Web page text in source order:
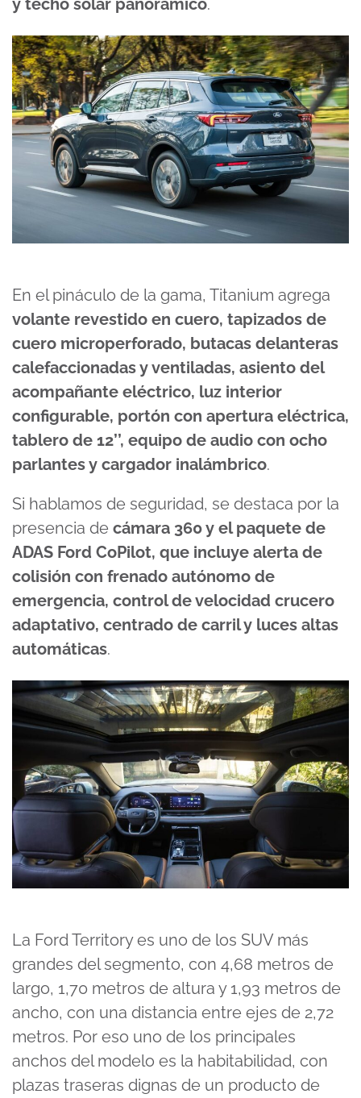
y techo solar panorámico.
En el pináculo de la gama, Titanium agrega
volante revestido en cuero, tapizados de
cuero microperforado, butacas delanteras
calefaccionadas y ventiladas, asiento del
acompañante eléctrico, luz interior
configurable, portón con apertura eléctrica,
tablero de 12’’, equipo de audio con ocho
parlantes y cargador inalámbrico.
Si hablamos de seguridad, se destaca por la
presencia de cámara 360 y el paquete de
ADAS Ford CoPilot, que incluye alerta de
colisión con frenado autónomo de
emergencia, control de velocidad crucero
adaptativo, centrado de carril y luces altas
automáticas.
La Ford Territory es uno de los SUV más
grandes del segmento, con 4,68 metros de
largo, 1,70 metros de altura y 1,93 metros de
ancho, con una distancia entre ejes de 2,72
metros. Por eso uno de los principales
anchos del modelo es la habitabilidad, con
plazas traseras dignas de un producto de